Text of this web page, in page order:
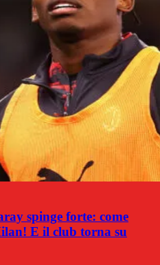
spinge forte: come
E il club torna su